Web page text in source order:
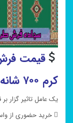
کرم ۷۰۰ شانه کاشان:
یک عامل تاثیر گزار
 خرید حضوری از واسطه گران